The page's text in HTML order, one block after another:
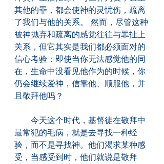
其他的罪，都会使神的灵忧伤，疏离
了我们与他的关系。 然而，尽管这种
被神抛弃和疏离的感觉往往与罪扯上
关系，但它其实是我们都必须面对的
信心考验：即使当你无法感觉他的同
在，生命中没看见他作为的时候，你
仍会继续爱神，信靠他、顺服他，并
且敬拜他吗？
今天这个时代，基督徒在敬拜中
最常犯的毛病，就是去寻找一种经
验，而不是寻找神。他们渴求某种感
受，当感受到时，他们就说是敬拜